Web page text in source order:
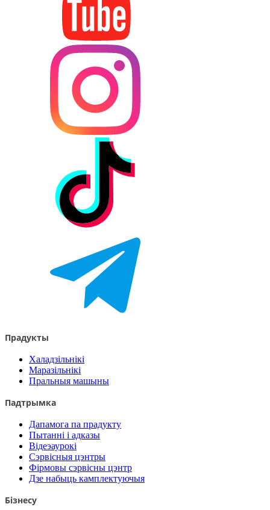
Прадукты
Халадзільнікі
Маразільнікі
Пральныя машыны
Падтрымка
Дапамога па прадукту
Пытанні і адказы
Відеэаурокі
Сэрвісныя цэнтры
Фірмовы сэрвісны цэнтр
Дзе набыць камплектуючыя
Бізнесу